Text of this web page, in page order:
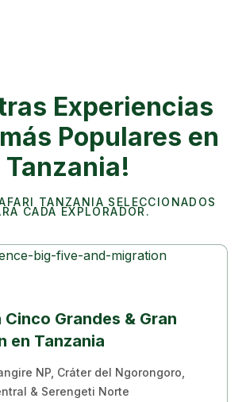
Experiencias
Populares en
Tanzania!
TANZANIA SELECCIONADOS
CADA EXPLORADOR.
Grandes & Gran
en Tanzania
NP, Cráter del Ngorongoro,
& Serengeti Norte